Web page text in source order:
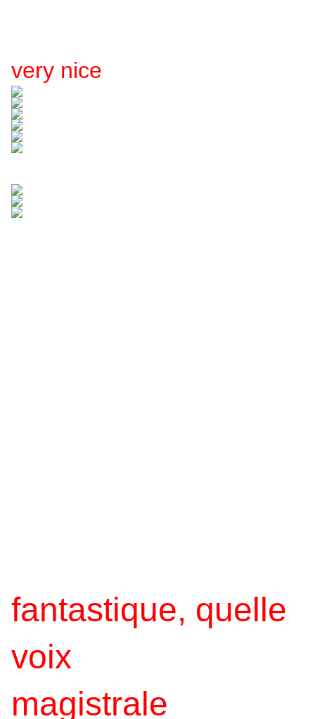
very nice
fantastique, quelle
voix
magistrale